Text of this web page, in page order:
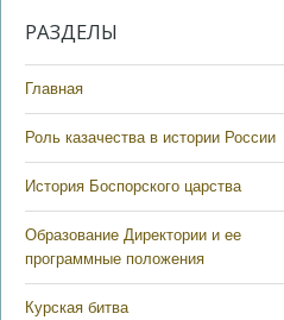
РАЗДЕЛЫ
Главная
Роль казачества в истории России
История Боспорского царства
Образование Директории и ее
программные положения
Курская битва